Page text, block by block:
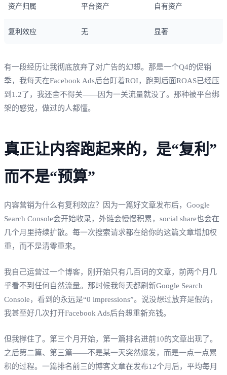
资产归属 平台资产 自有资产
复利效应 无 显著
有一段经历让我彻底放弃了对广告的幻想。那是一个Q4的促销
季，我每天在Facebook Ads后台盯着ROI，跑到后面ROAS已经压
到1.2了，我还舍不得关——因为一关流量就没了。那种被平台绑
架的感觉，做过的人都懂。
真正让内容跑起来的，是“复利”
而不是“预算”
内容营销为什么有复利效应？因为一篇好文章发布后，Google
Search Console会开始收录，外链会慢慢积累，social share也会在
几个月里持续扩散。每一次搜索请求都在给你的这篇文章增加权
重，而不是清零重来。
我自己运营过一个博客，刚开始只有几百词的文章，前两个月几
乎看不到任何自然流量。那时候我每天都刷新Google Search
Console，看到的永远是“0 impressions”。说没想过放弃是假的，
我甚至好几次打开Facebook Ads后台想重新充钱。
但我撑住了。第三个月开始，第一篇排名进前10的文章出现了。
之后第二篇、第三篇——不是某一天突然爆发，而是一点一点累
积的过程。一篇排名前三的博客文章在发布12个月后，平均每月